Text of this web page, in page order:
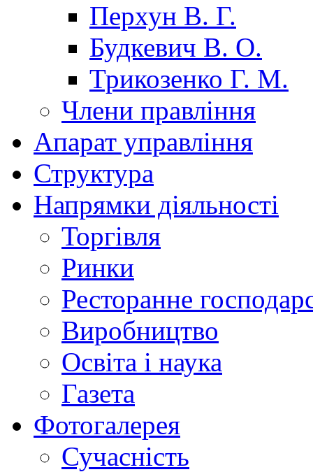
Перхун В. Г.
Будкевич В. О.
Трикозенко Г. М.
Члени правління
Апарат управління
Структура
Напрямки діяльності
Торгівля
Ринки
Ресторанне
Виробництво
Освіта і наука
Газета
Фотогалерея
Сучасність